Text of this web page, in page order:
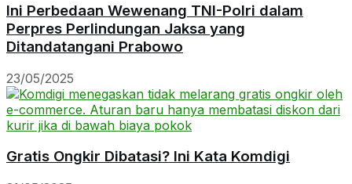
Ini Perbedaan Wewenang TNI-Polri dalam
Perpres Perlindungan Jaksa yang
Ditandatangani Prabowo
23/05/2025
Gratis Ongkir Dibatasi? Ini Kata Komdigi